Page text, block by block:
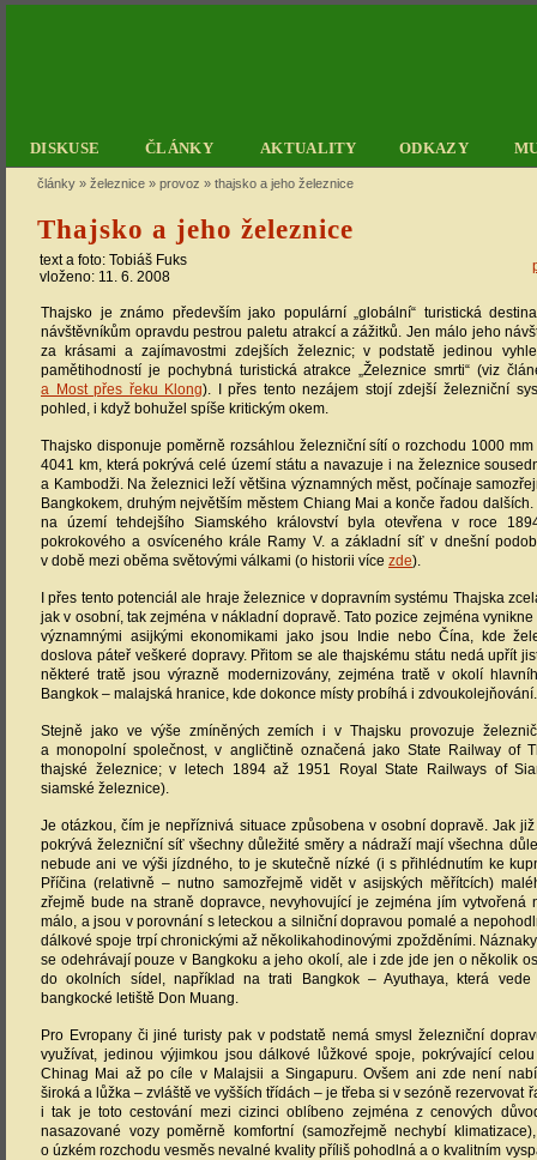
DISKUSE ČLÁNKY AKTUALITY ODKAZY
články » železnice » provoz » thajsko a jeho železnice
Thajsko a jeho železnice
text a foto: Tobiáš Fuks
vloženo: 11. 6. 2008
Thajsko je známo především jako populární „globální“ turistická
návštěvníkům opravdu pestrou paletu atrakcí a zážitků. Jen málo jeho
za krásami a zajímavostmi zdejších železnic; v podstatě jedinou
pamětihodností je pochybná turistická atrakce „Železnice smrti“ (viz
a Most přes řeku Klong). I přes tento nezájem stojí zdejší železniční
pohled, i když bohužel spíše kritickým okem.
Thajsko disponuje poměrně rozsáhlou železniční sítí o rozchodu 1000
4041 km, která pokrývá celé území státu a navazuje i na železnice
a Kambodži. Na železnici leží většina významných měst, počínaje
Bangkokem, druhým největším městem Chiang Mai a konče řadou
na území tehdejšího Siamského království byla otevřena v roce
pokrokového a osvíceného krále Ramy V. a základní síť v dnešní
v době mezi oběma světovými válkami (o historii více zde).
I přes tento potenciál ale hraje železnice v dopravním systému Thajska
jak v osobní, tak zejména v nákladní dopravě. Tato pozice zejména
významnými asijkými ekonomikami jako jsou Indie nebo Čína, kde
doslova páteř veškeré dopravy. Přitom se ale thajskému státu nedá upřít
některé tratě jsou výrazně modernizovány, zejména tratě v okolí
Bangkok – malajská hranice, kde dokonce místy probíhá i zdvoukolejňování.
Stejně jako ve výše zmíněných zemích i v Thajsku provozuje
a monopolní společnost, v angličtině označená jako State Railway of
thajské železnice; v letech 1894 až 1951 Royal State Railways of
siamské železnice).
Je otázkou, čím je nepříznivá situace způsobena v osobní dopravě. Jak
pokrývá železniční síť všechny důležité směry a nádraží mají všechna
nebude ani ve výši jízdného, to je skutečně nízké (i s přihlédnutím ke
Příčina (relativně – nutno samozřejmě vidět v asijských měřítcích)
zřejmě bude na straně dopravce, nevyhovující je zejména jím vytvořená
málo, a jsou v porovnání s leteckou a silniční dopravou pomalé a
dálkové spoje trpí chronickými až několikahodinovými zpožděními.
se odehrávají pouze v Bangkoku a jeho okolí, ale i zde jde jen o několik
do okolních sídel, například na trati Bangkok – Ayuthaya, která
bangkocké letiště Don Muang.
Pro Evropany či jiné turisty pak v podstatě nemá smysl železniční
využívat, jedinou výjimkou jsou dálkové lůžkové spoje, pokrývající
Chinag Mai až po cíle v Malajsii a Singapuru. Ovšem ani zde není
široká a lůžka – zvláště ve vyšších třídách – je třeba si v sezóně rezervovat
i tak je toto cestování mezi cizinci oblíbeno zejména z cenových
nasazované vozy poměrně komfortní (samozřejmě nechybí
o úzkém rozchodu vesměs nevalné kvality příliš pohodlná a o kvalitním